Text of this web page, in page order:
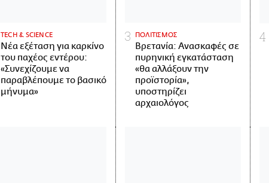
ΤECH & SCIENCE
Νέα εξέταση για καρκίνο
του παχέος εντέρου:
«Συνεχίζουμε να
παραβλέπουμε το βασικό
μήνυμα»
ΠΟΛΙΤΙΣΜΟΣ
Βρετανία: Ανασκαφές σε
πυρηνική εγκατάσταση
«θα αλλάξουν την
προϊστορία»,
υποστηρίζει
αρχαιολόγος